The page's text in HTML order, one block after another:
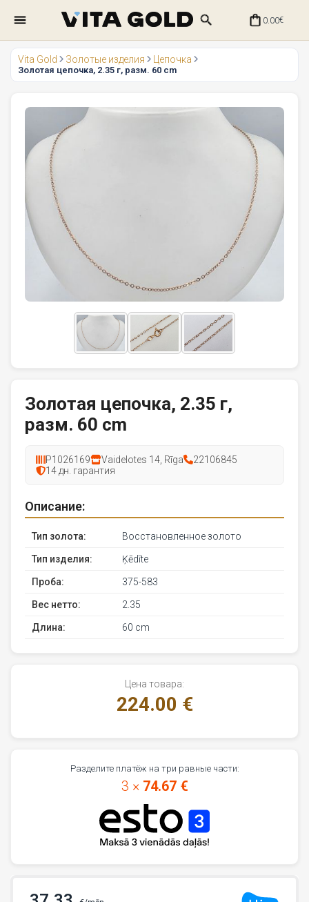
0.00€
Vita Gold Золотые изделия Цепочка
Золотая цепочка, 2.35 г, разм. 60 cm
Золотая цепочка, 2.35 г,
разм. 60 cm
P1026169 Vaidelotes 14, Rīga
22106845
14 дн. гарантия
Описание:
Тип золота: Восстановленное золото
Тип изделия: Ķēdīte
Проба: 375-583
Вес нетто: 2.35
Длина: 60 cm
Цена товара:
224.00 €
Разделите платёж на три равные части:
3 × 74.67 €